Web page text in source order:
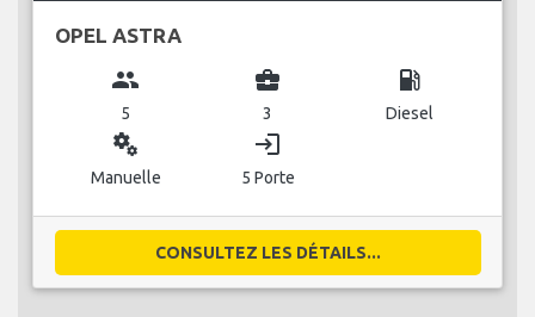
OPEL ASTRA
group
5
business_center
3
local_gas_station
Diesel
miscellaneous_services
Manuelle
login
5 Porte
CONSULTEZ LES DÉTAILS...